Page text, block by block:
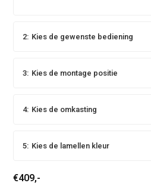
2: Kies de gewenste bediening
3: Kies de montage positie
4: Kies de omkasting
5: Kies de lamellen kleur
€409,-